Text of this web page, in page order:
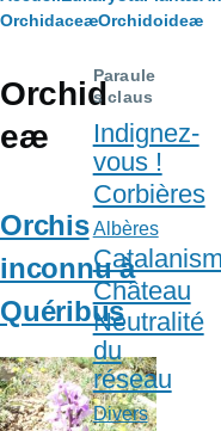
OrchidaceæOrchidoideæ
Orchid
eæ
Orchis
inconnu à
Quéribus
Paraule
s claus
Indignez-
vous !
Corbières
Albères
Château
Neutralité
du
réseau
Divers